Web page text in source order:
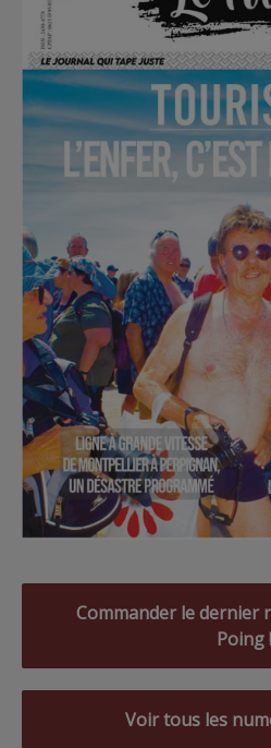
Commander le dernier
Poing !
Voir tous les